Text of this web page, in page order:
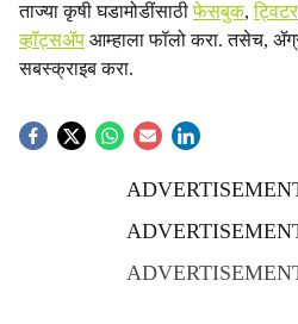
ताज्या कृषी घडामोडींसाठीफेसबुक,ट्विटर
व्हॉट्सॲप आम्हाला फॉलो करा. तसेच,
सबस्क्राइब करा.